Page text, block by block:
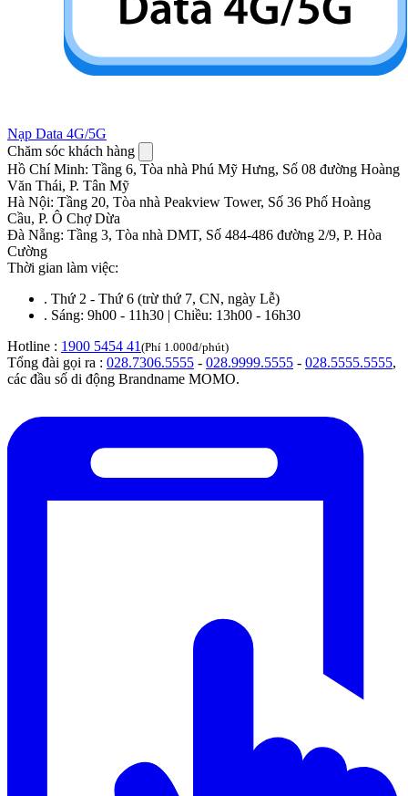
Nạp Data 4G/5G
Chăm sóc khách hàng
Hồ Chí Minh: Tầng 6, Tòa nhà Phú Mỹ Hưng, Số 08 đường Hoàng
Văn Thái, P. Tân Mỹ
Hà Nội: Tầng 20, Tòa nhà Peakview Tower, Số 36 Phố Hoàng
Cầu, P. Ô Chợ Dừa
Đà Nẵng: Tầng 3, Tòa nhà DMT, Số 484-486 đường 2/9, P. Hòa
Cường
Thời gian làm việc:
. Thứ 2 - Thứ 6 (trừ thứ 7, CN, ngày Lễ)
. Sáng: 9h00 - 11h30 | Chiều: 13h00 - 16h30
Hotline : 1900 5454 41 (Phí 1.000đ/phút)
Tổng đài gọi ra : 028.7306.5555 - 028.9999.5555 - 028.5555.5555,
các đầu số di động Brandname MOMO.